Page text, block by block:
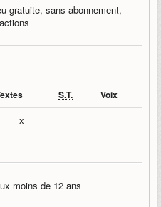
gratuite, sans abonnement,
S.T. Voix
x
moins de 12 ans